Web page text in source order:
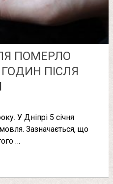
ПОМEРЛO
ПІСЛЯ
У Дніпрі 5 січня
Зазначається, що
…